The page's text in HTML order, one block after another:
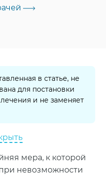
в статье, не
для постановки
и не заменяет
мера, к которой
невозможности